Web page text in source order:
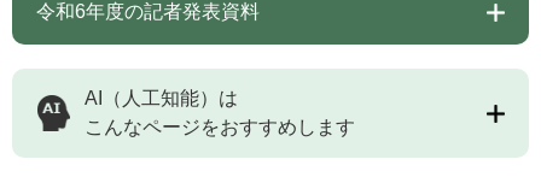
令和6年度の記者発表資料
AI（人工知能）は
こんなページをおすすめします